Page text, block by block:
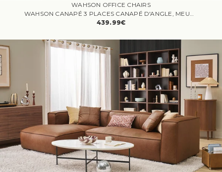
WAHSON OFFICE CHAIRS
WAHSON CANAPÉ 3 PLACES CANAPÉ D'ANGLE, MEUBLE REMBOURRÉ DESIGN, CANAPÉ MODERNE SCANDINAVE POUR SALON, CHAMBRE D’AMI, CHENILLE, CAFÉ
439.99€